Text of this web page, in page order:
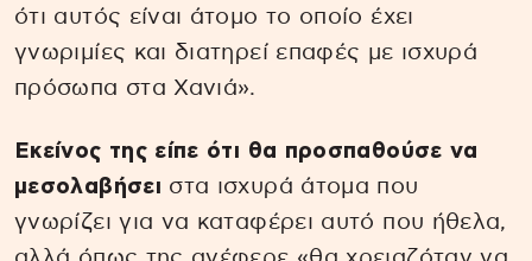
ότι αυτός είναι άτομο το οποίο έχει
γνωριμίες και διατηρεί επαφές με ισχυρά
πρόσωπα στα Χανιά».
Εκείνος της είπε ότι θα προσπαθούσε να
μεσολαβήσει στα ισχυρά άτομα που
γνωρίζει για να καταφέρει αυτό που ήθελα,